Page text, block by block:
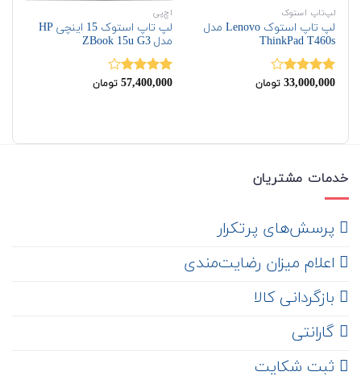
لپ‌تاپ استوک
لپ تاپ استوک Lenovo مدل
ThinkPad T460s
نمره
33,000,000 تومان
اچ‌پی
لپ تاپ استوک 15 اینچی HP
مدل ZBook 15u G3
نمره
57,400,000 تومان
خدمات مشتریان
‌ پرسش‌های پرتکرار
اعلام میزان رضایت‌مندی
‌ بازگردانی کالا
گارانتی
ثبت شکایت